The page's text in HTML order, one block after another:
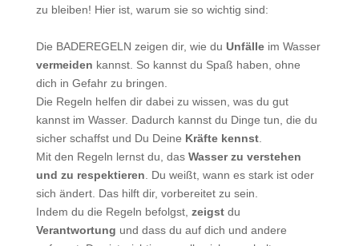
zu bleiben! Hier ist, warum sie so wichtig sind:
Die BADEREGELN zeigen dir, wie du Unfälleim Wasser
vermeiden kannst. So kannst du Spaß haben, ohne
dich in Gefahr zu bringen.
Die Regeln helfen dir dabei zu wissen, was du gut
kannst im Wasser. Dadurch kannst du Dinge tun, die du
sicher schaffst und Du Deine Kräfte kennst.
Mit den Regeln lernst du, das Wasser zu verstehen
und zu respektieren. Du weißt, wann es stark ist oder
sich ändert. Das hilft dir, vorbereitet zu sein.
Indem du die Regeln befolgst, zeigstdu
Verantwortung und dass du auf dich und andere